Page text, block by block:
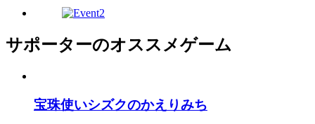
サポーターのオススメゲーム
宝珠使いシズクのかえりみち